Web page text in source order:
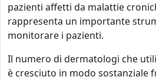
pazienti affetti da malattie
rappresenta un importante
monitorare i pazienti.
Il numero di dermatologi che
è cresciuto in modo sostanziale